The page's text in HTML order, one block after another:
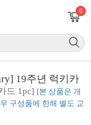
0
19주년 럭키카
드 1pc] [본 상품은 개
구성품에 한해 별도 교